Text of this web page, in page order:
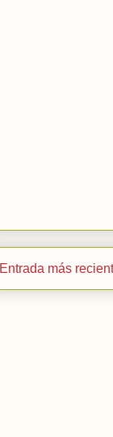
Entrada más